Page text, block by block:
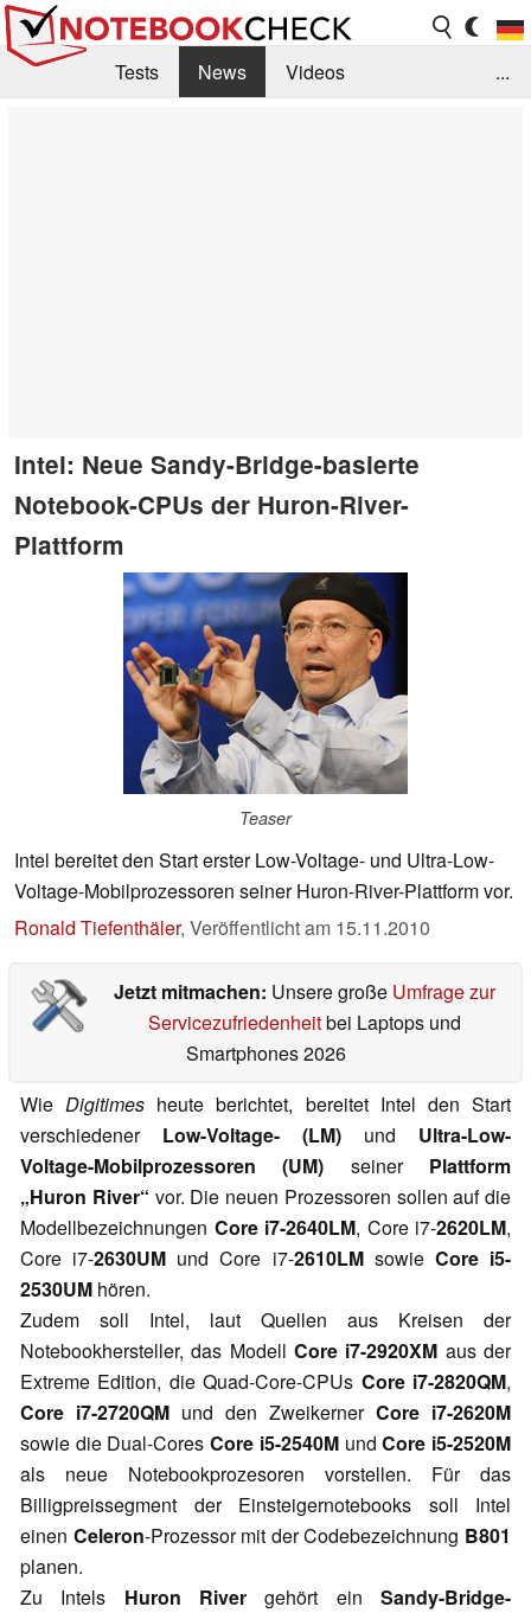
Tests News
Videos
...
Intel: Neue Sandy-Bridge-basierte
Notebook-CPUs der Huron-River-
Plattform
Teaser
Intel bereitet den Start erster Low-Voltage- und Ultra-Low-
Voltage-Mobilprozessoren seiner Huron-River-Plattform vor.
Ronald Tiefenthäler, Veröffentlicht am 15.11.2010
Jetzt mitmachen: Unsere große Umfrage zur
Servicezufriedenheitbei Laptops und
Smartphones 2026
WieDigitimes heute berichtet, bereitet Intel den Start
verschiedener Low-Voltage- (LM) und Ultra-Low-
Voltage-Mobilprozessoren (UM) seiner Plattform
„Huron River“ vor. Die neuen Prozessoren sollen auf die
Modellbezeichnungen Core i7-2640LM, Core i7-2620LM,
Core i7-2630UM und Core i7-2610LMsowie Core i5-
2530UM hören.
Zudem soll Intel, laut Quellen aus Kreisen der
Notebookhersteller, das Modell Core i7-2920XM aus der
Extreme Edition, die Quad-Core-CPUs Core i7-2820QM,
Core i7-2720QM und den Zweikerner Core i7-2620M
sowie die Dual-CoresCore i5-2540MundCore i5-2520M
als neue Notebookprozesoren vorstellen. Für das
Billigpreissegment der Einsteigernotebooks soll Intel
einen Celeron-Prozessor mit der Codebezeichnung B801
planen.
Zu Intels Huron River gehört einSandy-Bridge-